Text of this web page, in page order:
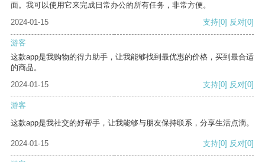
面。我可以使用它来完成日常办公的所有任务，非常方便。
2024-01-15
支持[0] 反对[0]
游客
这款app是我购物的得力助手，让我能够找到最优惠的价格，买到最合适
的商品。
2024-01-15
支持[0] 反对[0]
游客
这款app是我社交的好帮手，让我能够与朋友保持联系，分享生活点滴。
2024-01-15 支持[0] 反对[0]